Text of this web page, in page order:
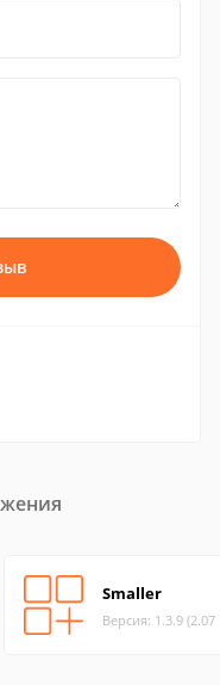
Smaller
Версия: 1.3.9